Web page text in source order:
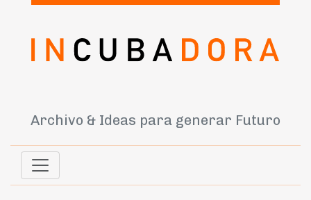
Archivo & Ideas para generar Futuro